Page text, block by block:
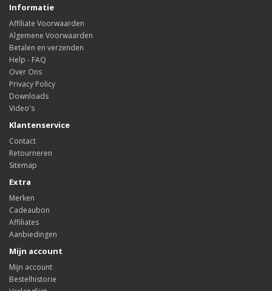
Informatie
Affiliate Voorwaarden
Algemene Voorwaarden
Betalen en verzenden
Help - FAQ
Over Ons
Privacy Policy
Downloads
Video's
Klantenservice
Contact
Retourneren
Sitemap
Extra
Merken
Cadeaubon
Affiliates
Aanbiedingen
Mijn account
Mijn account
Bestelhistorie